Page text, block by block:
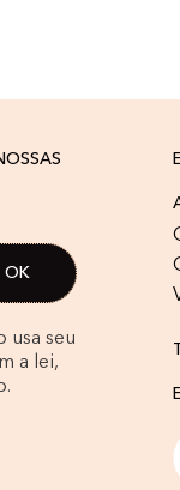
usa seu
a lei,